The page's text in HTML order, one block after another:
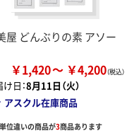
屋 どんぶりの素 アソー
￥1,420 ￥4,200
日：8月11日（火）
アスクル在庫商品
位違いの商品が3商品あります